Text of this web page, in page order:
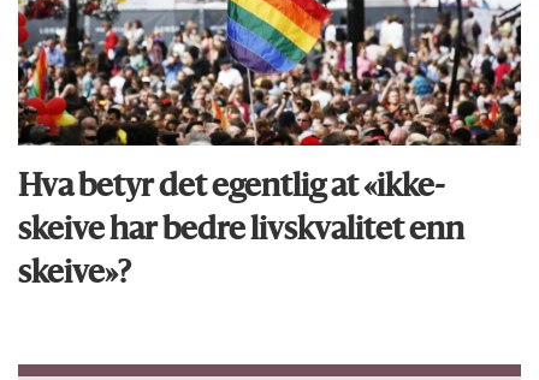
Hva betyr det egentlig at «ikke-
skeive har bedre livskvalitet enn
skeive»?